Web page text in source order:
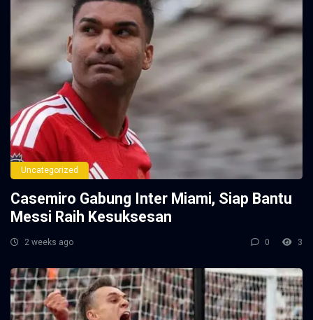
Uncategorized
Casemiro Gabung Inter Miami, Siap Bantu
Messi Raih Kesuksesan
2 weeks ago 0 3